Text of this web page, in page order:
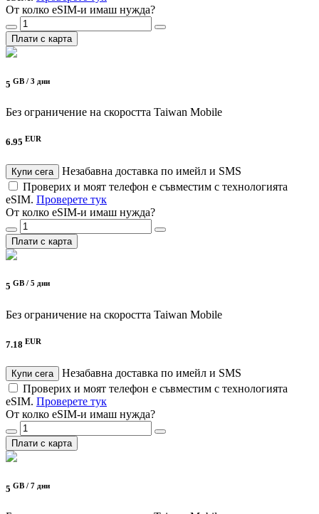
От колко eSIM-и имаш нужда?
Плати с карта
5 GB / 3 дни
Без ограничение на скоростта Taiwan Mobile
6.95 EUR
Купи сега
Незабавна доставка по имейл и SMS
Проверих и моят телефон е съвместим с технологията
eSIM. Проверете тук
От колко eSIM-и имаш нужда?
Плати с карта
5 GB / 5 дни
Без ограничение на скоростта Taiwan Mobile
7.18 EUR
Купи сега
Незабавна доставка по имейл и SMS
Проверих и моят телефон е съвместим с технологията
eSIM. Проверете тук
От колко eSIM-и имаш нужда?
Плати с карта
5 GB / 7 дни